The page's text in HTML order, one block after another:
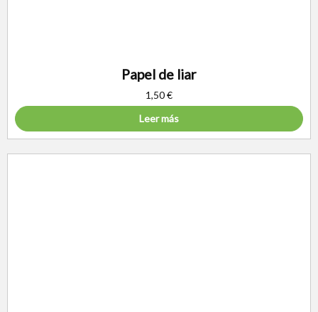
Papel de liar
1,50€
Leer más